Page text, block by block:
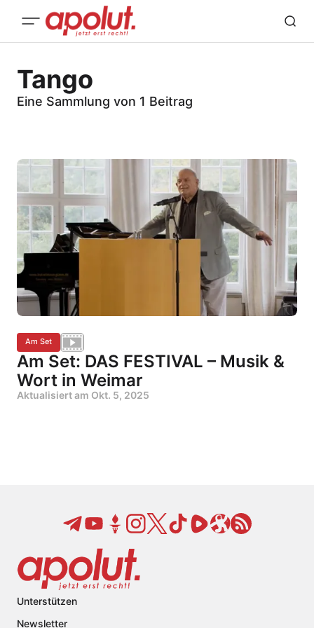
Tango
Eine Sammlung von 1 Beitrag
Am Set
Am Set: DAS FESTIVAL – Musik &
Wort in Weimar
Aktualisiert am Okt. 5, 2025
Unterstützen
Newsletter